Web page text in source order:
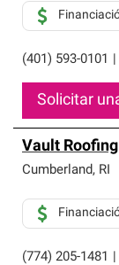
(401) 593-0101
Solicitar
Vault Roofing
Cumberland, RI
(774) 205-1481